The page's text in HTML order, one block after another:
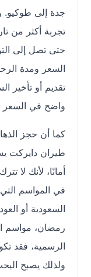
جدة إلى طوكيو. ومن
تجربة أكثر من تاريخ
حتى تصل إلى
السعر ومدة الرحلة.
تقديم أو تأخير السفر
واضح في السعر
كما أن حجز الذهاب
طيران دايركت
أمانًا، لأنك لا تترك
في المواسم التي
السعودية أو العودة
رمضان، مواسم
الرسمية، فقد تكون
ولذلك يصبح البحث